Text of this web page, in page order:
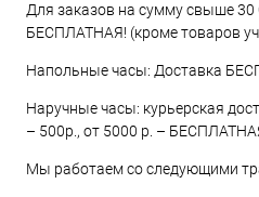
Для заказов на сумму свыше 30
БЕСПЛАТНАЯ! (кроме товаров
Напольные часы: Доставка
Наручные часы: курьерская
– 500р., от 5000 р. –
Мы работаем со следующими